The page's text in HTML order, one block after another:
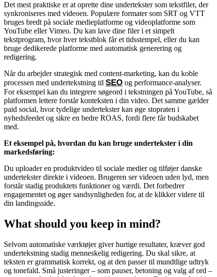
Det mest praktiske er at oprette dine undertekster som tekstfiler, der
synkroniseres med videoen. Populære formater som SRT og VTT
bruges bredt på sociale medieplatforme og videoplatforme som
YouTube eller Vimeo. Du kan lave dine filer i et simpelt
tekstprogram, hvor hver tekstblok får et tidsstempel, eller du kan
bruge dedikerede platforme med automatisk generering og
redigering.
Når du arbejder strategisk med content-marketing, kan du koble
processen med undertekstning til SEO og performance-analyser.
For eksempel kan du integrere søgeord i tekstningen på YouTube, så
platformen lettere forstår konteksten i din video. Det samme gælder
paid social, hvor tydelige undertekster kan øge stopraten i
nyhedsfeedet og sikre en bedre ROAS, fordi flere får budskabet
med.
Et eksempel på, hvordan du kan bruge undertekster i din
markedsføring:
Du uploader en produktvideo til sociale medier og tilføjer danske
undertekster direkte i videoen. Brugeren ser videoen uden lyd, men
forstår stadig produktets funktioner og værdi. Det forbedrer
engagementet og øger sandsynligheden for, at de klikker videre til
din landingsside.
What should you keep in mind?
Selvom automatiske værktøjer giver hurtige resultater, kræver god
undertekstning stadig menneskelig redigering. Du skal sikre, at
teksten er grammatisk korrekt, og at den passer til mundtlige udtryk
og tonefald. Små justeringer – som pauser, betoning og valg af ord –